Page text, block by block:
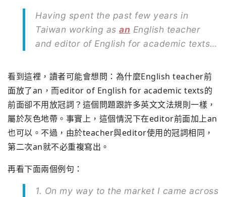
Having spent the past few years in
Taiwan working as an English teacher
and editor of English for academic texts…
看到這裡，讀者可能會想問：為什麼English teacher前
面放了an，而editor of English for academic texts的
前面卻不用放冠詞？這個問題跟許多英文文法規則一樣，
屬於灰色地帶。事實上，這個情況下在editor前面加上an
也可以。不過，由於teacher與editor使用的冠詞相同，
第二次an就不必重複寫出。
再看下面兩個例句：
1. On my way to the market I came across